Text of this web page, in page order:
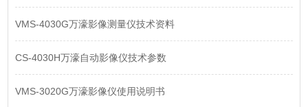
VMS-4030G万濠影像测量仪技术资料
CS-4030H万濠自动影像仪技术参数
VMS-3020G万濠影像仪使用说明书